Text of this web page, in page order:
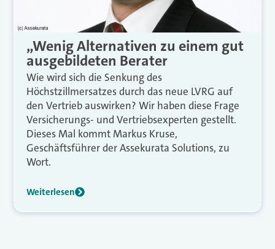
„Wenig Alternativen zu einem gut
ausgebildeten Berater
Wie wird sich die Senkung des
Höchstzillmersatzes durch das neue LVRG auf
den Vertrieb auswirken? Wir haben diese Frage
Versicherungs- und Vertriebsexperten gestellt.
Dieses Mal kommt Markus Kruse,
Geschäftsführer der Assekurata Solutions, zu
Wort.
Weiterlesen